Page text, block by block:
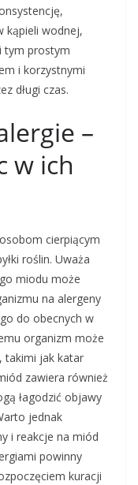
kąpieli wodnej,
tym prostym
i korzystnymi
długi czas.
–
w ich
cierpiącym
roślin. Uważa
miodu może
na alergeny
do obecnych w
organizm może
takimi jak katar
zawiera również
łagodzić objawy
jednak
i reakcje na miód
powinny
kuracji